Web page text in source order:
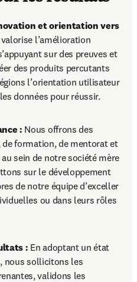
et orientation vers
l’amélioration
sur des preuves et
des produits percutants
l’orientation utilisateur
données pour réussir.
: Nous offrons des
de formation, de mentorat et
sein de notre société mère
sur le développement
de notre équipe d’exceller
ou dans leurs rôles
: En adoptant un état
nous sollicitons les
validons les